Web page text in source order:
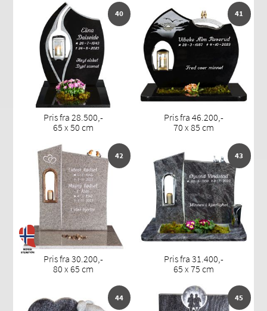
40
Pris fra 28.500,-
65 x 50 cm
41
Pris fra 46.200,-
70 x 85 cm
42
Pris fra 30.200,-
80 x 65 cm
43
Pris fra 31.400,-
65 x 75 cm
44 45